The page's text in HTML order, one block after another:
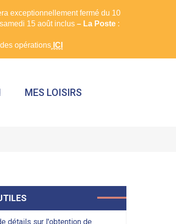
exceptionnellement fermé du 10
15 août inclus – La Poste :
opérations ICI
MES LOISIRS
détails sur l'obtention de